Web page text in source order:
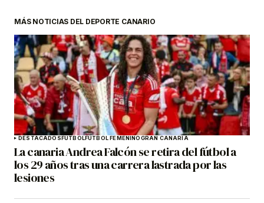
MÁS NOTICIAS DEL DEPORTE CANARIO
DESTACADOSFÚTBOLFÚTBOL FEMENINOGRAN CANARIA
La canaria Andrea Falcón se retira del fútbol a
los 29 años tras una carrera lastrada por las
lesiones